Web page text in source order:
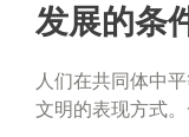
发展的条
人们在共同体中
文明的表现方式